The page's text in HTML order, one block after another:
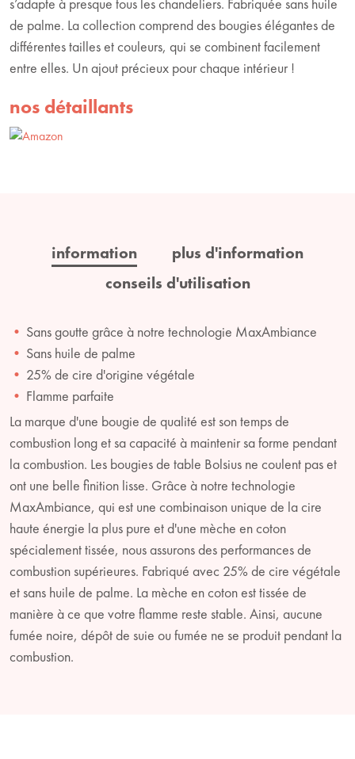
de palme. La collection comprend des bougies élégantes de
différentes tailles et couleurs, qui se combinent facilement
entre elles. Un ajout précieux pour chaque intérieur !
nos détaillants
information
plus d'information
conseils d'utilisation
Sans goutte grâce à notre technologie MaxAmbiance
Sans huile de palme
25% de cire d'origine végétale
Flamme parfaite
La marque d'une bougie de qualité est son temps de
combustion long et sa capacité à maintenir sa forme pendant
la combustion. Les bougies de table Bolsius ne coulent pas et
ont une belle finition lisse. Grâce à notre technologie
MaxAmbiance, qui est une combinaison unique de la cire
haute énergie la plus pure et d'une mèche en coton
spécialement tissée, nous assurons des performances de
combustion supérieures. Fabriqué avec 25% de cire végétale
et sans huile de palme. La mèche en coton est tissée de
manière à ce que votre flamme reste stable. Ainsi, aucune
fumée noire, dépôt de suie ou fumée ne se produit pendant la
combustion.